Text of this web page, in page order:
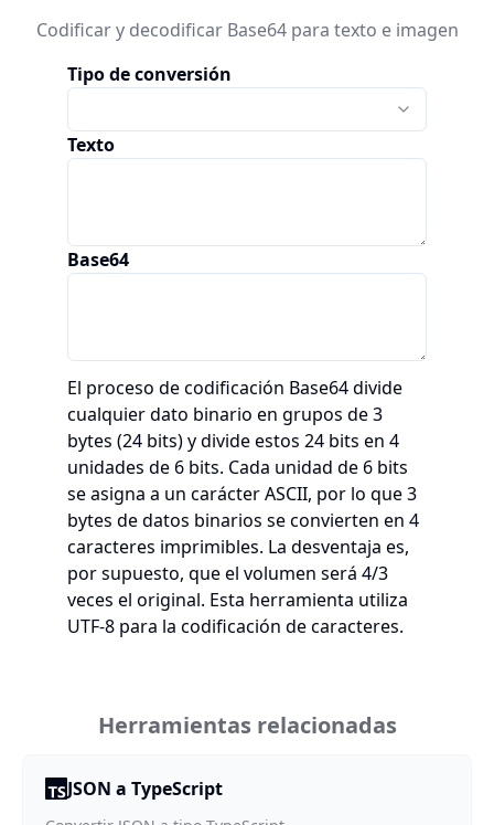
Codificar y decodificar Base64 para texto e imagen
Tipo de conversión
Texto
Base64
El proceso de codificación Base64 divide
cualquier dato binario en grupos de 3
bytes (24 bits) y divide estos 24 bits en 4
unidades de 6 bits. Cada unidad de 6 bits
se asigna a un carácter ASCII, por lo que 3
bytes de datos binarios se convierten en 4
caracteres imprimibles. La desventaja es,
por supuesto, que el volumen será 4/3
veces el original. Esta herramienta utiliza
UTF-8 para la codificación de caracteres.
Herramientas relacionadas
JSON a TypeScript